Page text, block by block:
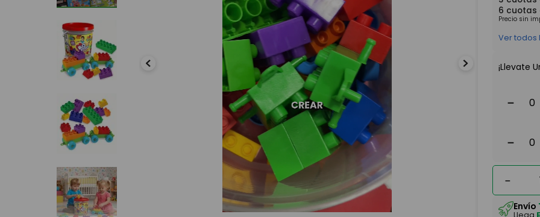
6 cuotas
Precio sin
Ver todos
¡Llevate
－
－
－
Envío
Llega